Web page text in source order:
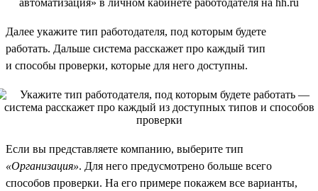
Далее укажите тип работодателя, под которым будете
работать. Дальше система расскажет про каждый тип
и способы проверки, которые для него доступны.
Если вы представляете компанию, выберите тип
«Организация». Для него предусмотрено больше всего
способов проверки. На его примере покажем все варианты,